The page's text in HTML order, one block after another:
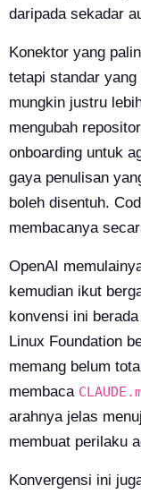
daripada sekadar
Konektor yang
tetapi standar
mungkin justru
mengubah
onboarding untuk
gaya penulisan
boleh disentuh.
membacanya
OpenAI
kemudian ikut
konvensi ini
Linux Foundation
memang belum
membaca
arahnya jelas
membuat perilaku
Konvergensi ini